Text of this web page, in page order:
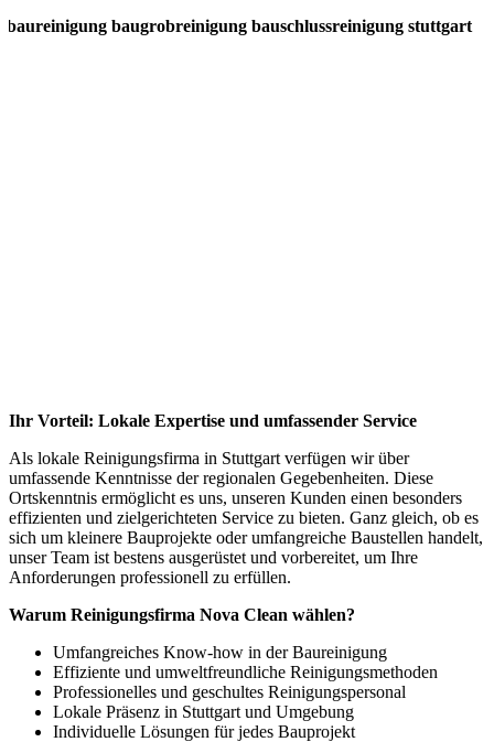
Ihr Vorteil: Lokale Expertise und umfassender Service
Als lokale Reinigungsfirma in Stuttgart verfügen wir über
umfassende Kenntnisse der regionalen Gegebenheiten. Diese
Ortskenntnis ermöglicht es uns, unseren Kunden einen besonders
effizienten und zielgerichteten Service zu bieten. Ganz gleich, ob es
sich um kleinere Bauprojekte oder umfangreiche Baustellen handelt,
unser Team ist bestens ausgerüstet und vorbereitet, um Ihre
Anforderungen professionell zu erfüllen.
Warum Reinigungsfirma Nova Clean wählen?
Umfangreiches Know-how in der Baureinigung
Effiziente und umweltfreundliche Reinigungsmethoden
Professionelles und geschultes Reinigungspersonal
Lokale Präsenz in Stuttgart und Umgebung
Individuelle Lösungen für jedes Bauprojekt